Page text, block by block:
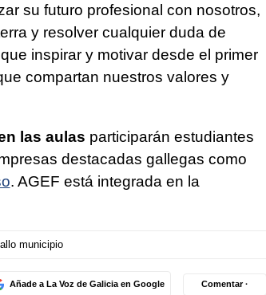
su futuro profesional con nosotros,
y resolver cualquier duda de
inspirar y motivar desde el primer
compartan nuestros valores y
las aulas participarán estudiantes
destacadas gallegas como
. AGEF está integrada en la
municipio
Añade a La Voz de Galicia en Google Comentar ·